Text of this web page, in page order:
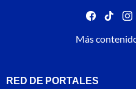
facebook
tiktok
Más
RED DE PORTALES